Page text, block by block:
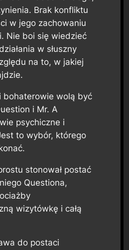
Brak konfliktu
w jego zachowaniu
Nie boi się wiedzieć
w słuszny
na to, w jakiej
bohaterowie wolą być
i Mr. A
psychiczne i
to wybór, którego
stonował postać
Questiona,
wizytówkę i całą
do postaci